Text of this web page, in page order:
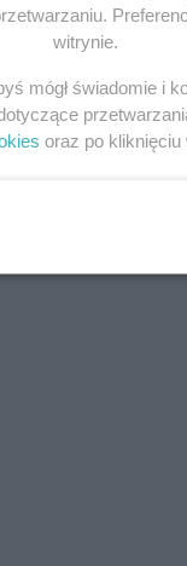
16
roku 13
witrynie.
mógł świadomie i
oraz po kliknięciu